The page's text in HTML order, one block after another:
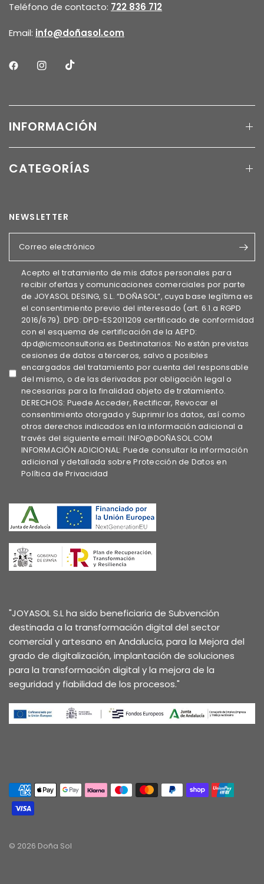
Teléfono de contacto: 722 836 712
Email: info@doñasol.com
INFORMACIÓN
CATEGORÍAS
NEWSLETTER
Correo electrónico
Acepto el tratamiento de mis datos personales para
recibir ofertas y comunicaciones comerciales por parte
de JOYASOL DESING, S.L. “DOÑASOL”, cuya base legítima es
el consentimiento previo del interesado (art. 6.1.a RGPD
2016/679). DPD: DPD-ES2011209 certificado de conformidad
con el esquema de certificación de la AEPD:
dpd@icmconsultoria.es Destinatarios: No están previstas
cesiones de datos a terceros, salvo a posibles
encargados del tratamiento por cuenta del responsable
del mismo, o de las derivadas por obligación legal o
necesarias para la finalidad objeto de tratamiento.
DERECHOS: Puede Acceder, Rectificar, Revocar el
consentimiento otorgado y Suprimir los datos, así como
otros derechos indicados en la información adicional a
través del siguiente email: INFO@DOÑASOL.COM
INFORMACIÓN ADICIONAL: Puede consultar la información
adicional y detallada sobre Protección de Datos en
Política de Privacidad
"JOYASOL S.L ha sido beneficiaria de Subvención
destinada a la transformación digital del sector
comercial y artesano en Andalucía, para la Mejora del
grado de digitalización, implantación de soluciones
para la transformación digital y la mejora de la
seguridad y fiabilidad de los procesos."
© 2026 Doña Sol